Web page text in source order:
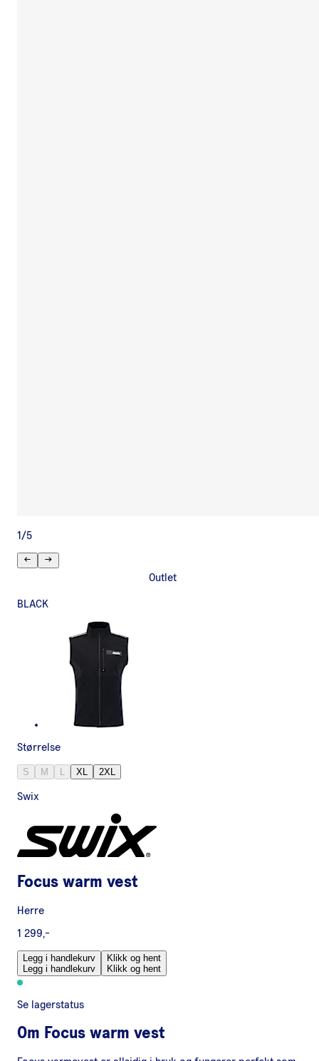
1 /5
Outlet
BLACK
Størrelse
S M L XL 2XL
Swix
Focus warm vest
Herre
1 299,-
Legg i handlekurv
Legg i handlekurv
Klikk og hent
Klikk og hent
Se lagerstatus
Om Focus warm vest